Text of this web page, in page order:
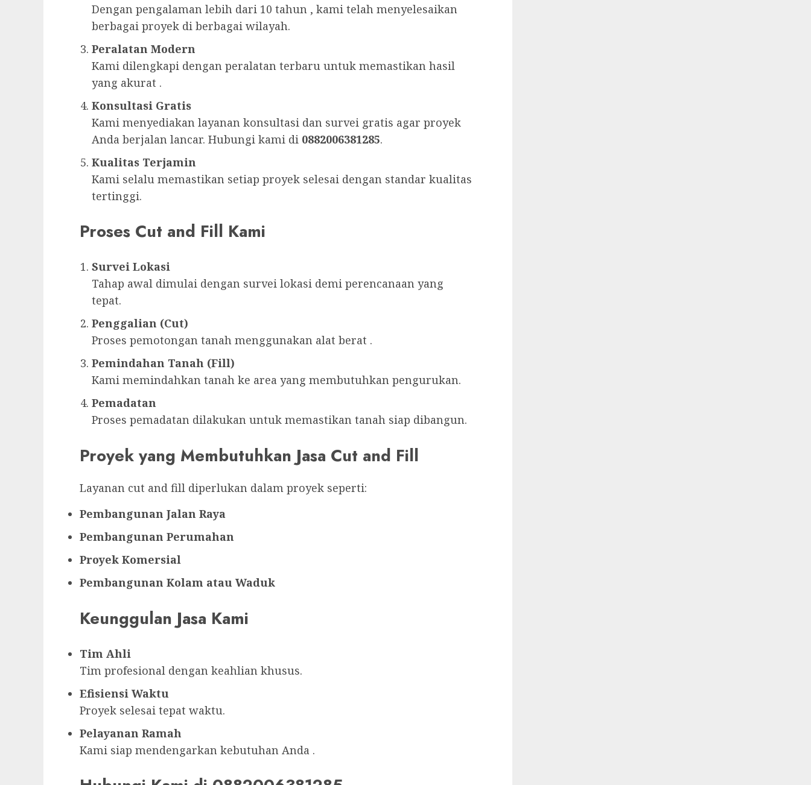
Dengan pengalaman lebih dari 10 tahun , kami telah menyelesaikan
berbagai proyek di berbagai wilayah.
Peralatan Modern
Kami dilengkapi dengan peralatan terbaru untuk memastikan hasil
yang akurat .
Konsultasi Gratis
Kami menyediakan layanan konsultasi dan survei gratis agar proyek
Anda berjalan lancar. Hubungi kami di 0882006381285.
Kualitas Terjamin
Kami selalu memastikan setiap proyek selesai dengan standar kualitas
tertinggi.
Proses Cut and Fill Kami
Survei Lokasi
Tahap awal dimulai dengan survei lokasi demi perencanaan yang
tepat.
Penggalian (Cut)
Proses pemotongan tanah menggunakan alat berat .
Pemindahan Tanah (Fill)
Kami memindahkan tanah ke area yang membutuhkan pengurukan.
Pemadatan
Proses pemadatan dilakukan untuk memastikan tanah siap dibangun.
Proyek yang Membutuhkan Jasa Cut and Fill
Layanan cut and fill diperlukan dalam proyek seperti:
Pembangunan Jalan Raya
Pembangunan Perumahan
Proyek Komersial
Pembangunan Kolam atau Waduk
Keunggulan Jasa Kami
Tim Ahli
Tim profesional dengan keahlian khusus.
Efisiensi Waktu
Proyek selesai tepat waktu.
Pelayanan Ramah
Kami siap mendengarkan kebutuhan Anda .